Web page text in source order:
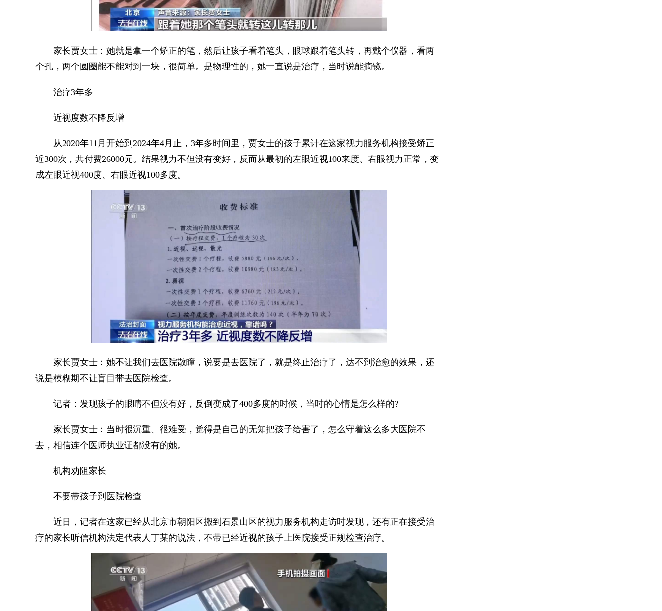
家长贾女士：她就是拿一个矫正的笔，然后让孩子看着笔头，眼球跟着笔头转，再戴个仪器，看两
个孔，两个圆圈能不能对到一块，很简单。是物理性的，她一直说是治疗，当时说能摘镜。
治疗3年多
近视度数不降反增
从2020年11月开始到2024年4月止，3年多时间里，贾女士的孩子累计在这家视力服务机构接受矫正
近300次，共付费26000元。结果视力不但没有变好，反而从最初的左眼近视100来度、右眼视力正常，变
成左眼近视400度、右眼近视100多度。
家长贾女士：她不让我们去医院散瞳，说要是去医院了，就是终止治疗了，达不到治愈的效果，还
说是模糊期不让盲目带去医院检查。
记者：发现孩子的眼睛不但没有好，反倒变成了400多度的时候，当时的心情是怎么样的?
家长贾女士：当时很沉重、很难受，觉得是自己的无知把孩子给害了，怎么守着这么多大医院不
去，相信连个医师执业证都没有的她。
机构劝阻家长
不要带孩子到医院检查
近日，记者在这家已经从北京市朝阳区搬到石景山区的视力服务机构走访时发现，还有正在接受治
疗的家长听信机构法定代表人丁某的说法，不带已经近视的孩子上医院接受正规检查治疗。